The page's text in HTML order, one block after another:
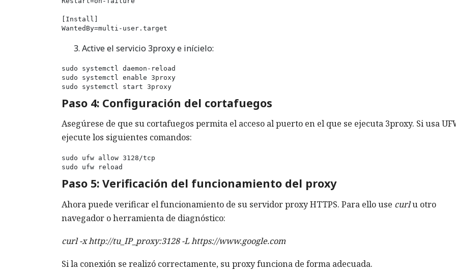
[Install]
WantedBy=multi-user.target
Active el servicio 3proxy e inícielo:
sudo systemctl daemon-reload
sudo systemctl enable 3proxy
sudo systemctl start 3proxy
Paso 4: Configuración del cortafuegos
Asegúrese de que su cortafuegos permita el acceso al puerto en el que se ejecuta 3proxy. Si usa
ejecute los siguientes comandos:
sudo ufw allow 3128/tcp
sudo ufw reload
Paso 5: Verificación del funcionamiento del proxy
Ahora puede verificar el funcionamiento de su servidor proxy HTTPS. Para ello use curlu otro
navegador o herramienta de diagnóstico:
curl -x http://tu_IP_proxy:3128 -L https://www.google.com
Si la conexión se realizó correctamente, su proxy funciona de forma adecuada.